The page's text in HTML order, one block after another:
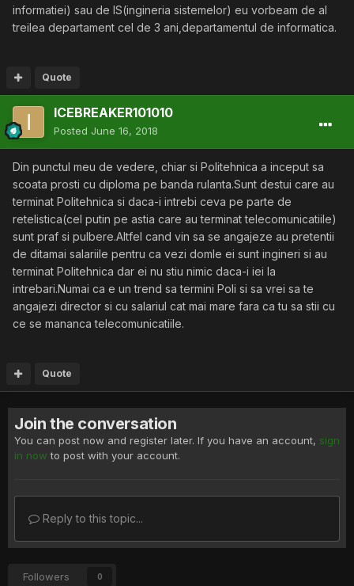
informatiei) sau de IS(ingineria sistemelor) eu vorbeam de al
treilea departament cel de 3 ani,departamentul de informatica.
Quote
ICEBREAKER101010
Posted June 16, 2018
Din punctul meu de vedere, chiar si Politehnica a inceput sa
scoata prosti cu diploma pe banda rulanta.Sunt destui care au
terminat Politehnica si daca-i intrebi ceva pe parte de
retelistica(cel putin pe astia care au terminat telecomunicatiile)
sunt praf si pulbere.Altfel cand vin sa se angajeze au pretentii
de ditamai salariile pentru ca vezi domle ei sunt ingineri si au
terminat Politehnica dar ei nu stiu nimic daca-i iei la
intrebari.Numai ca e un trend sa termini Poli si sa vrei sa te
angajezi director si cu salariul cat mai mare fara ca tu sa stii cu
ce se mananca telecomunicatiile.
Quote
Join the conversation
You can post now and register later. If you have an account, sign
in now to post with your account.
Reply to this topic...
Followers 0